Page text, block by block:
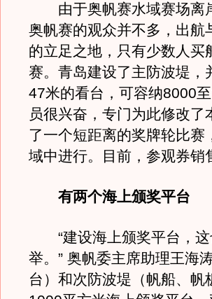
由于奥帆赛水域赛场离
奥帆赛的观众并不多，出
的立足之地，只有少数人
赛。青岛建设了主防波堤
47米的看台，可容纳8000
员很兴奋，专门为此修改
了一个短距离的奖牌轮比
域中进行。目前，参观券销
有两个海上颁奖平台
“建设海上颁奖平台，这
举。” 奥帆委主席助理王海
台）和次防波堤（帆船、